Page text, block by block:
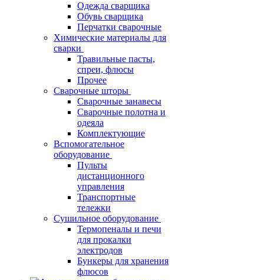
Одежда сварщика
Обувь сварщика
Перчатки сварочные
Химические материалы для
сварки
Травильные пасты,
спреи, флюсы
Прочее
Сварочные шторы
Сварочные занавесы
Сварочные полотна и
одеяла
Комплектующие
Вспомогательное
оборудование
Пульты
дистанционного
управления
Транспортные
тележки
Сушильное оборудование
Термопеналы и печи
для прокалки
электродов
Бункеры для хранения
флюсов